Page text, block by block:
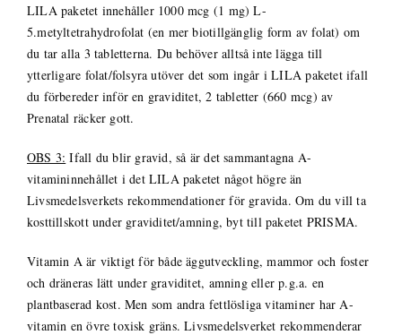
LILA paketet innehåller 1000 mcg (1 mg) L-
5.metyltetrahydrofolat (en mer biotillgänglig form av folat) om
du tar alla 3 tabletterna. Du behöver alltså inte lägga till
ytterligare folat/folsyra utöver det som ingår i LILA paketet ifall
du förbereder inför en graviditet, 2 tabletter (660 mcg) av
Prenatal räcker gott.
OBS 3: Ifall du blir gravid, så är det sammantagna A-
vitamininnehållet i det LILA paketet något högre än
Livsmedelsverkets rekommendationer för gravida. Om du vill ta
kosttillskott under graviditet/amning, byt till paketet PRISMA.
Vitamin A är viktigt för både äggutveckling, mammor och foster
och dräneras lätt under graviditet, amning eller p.g.a. en
plantbaserad kost. Men som andra fettlösliga vitaminer har A-
vitamin en övre toxisk gräns. Livsmedelsverket rekommenderar